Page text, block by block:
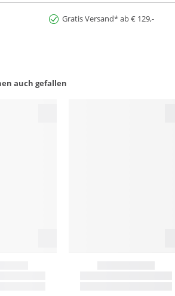
Gratis Versand* ab € 129,-
auch gefallen